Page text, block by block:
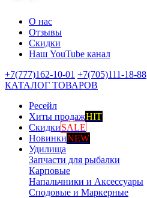
О нас
Отзывы
Скидки
Наш YouTube канал
+7(777)162-10-01 +7(705)111-18-88
КАТАЛОГ ТОВАРОВ
Ресейл
Хиты продажHIT
СкидкиSALE
НовинкиNEW
Удилища
Запчасти для рыбалки
Карповые
Напальчники и Аксессуары
Сподовые и Маркерные